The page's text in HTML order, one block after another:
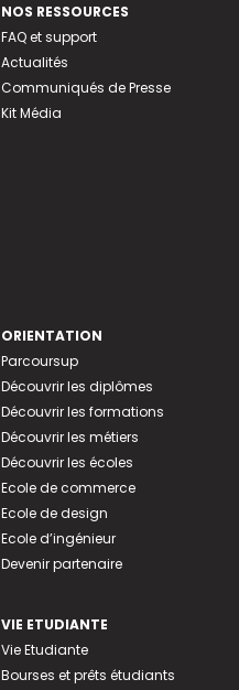
NOS RESSOURCES
FAQ et support
Actualités
Communiqués de Presse
Kit Média
ORIENTATION
Parcoursup
Découvrir les diplômes
Découvrir les formations
Découvrir les métiers
Découvrir les écoles
Ecole de commerce
Ecole de design
Ecole d’ingénieur
Devenir partenaire
VIE ETUDIANTE
Vie Etudiante
Bourses et prêts étudiants